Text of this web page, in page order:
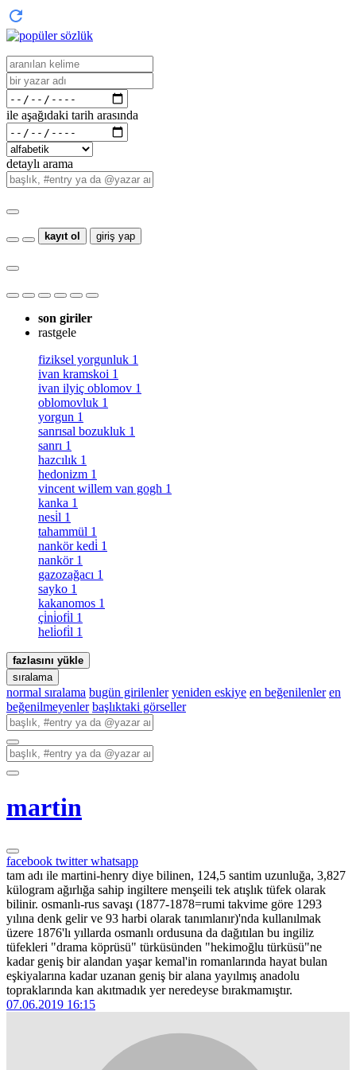
ile aşağıdaki tarih arasında
detaylı arama
kayıt ol giriş yap
son giriler
rastgele
fiziksel yorgunluk 1
ivan kramskoi 1
ivan ilyiç oblomov 1
oblomovluk 1
yorgun 1
sanrısal bozukluk 1
sanrı 1
hazcılık 1
hedonizm 1
vincent willem van gogh 1
kanka 1
nesi̇l 1
tahammül 1
nankör kedi̇ 1
nankör 1
gazozağacı 1
sayko 1
kakanomos 1
çi̇ni̇ofi̇l 1
heli̇ofi̇l 1
fazlasını yükle
sıralama
normal sıralama bugün girilenler yeniden eskiye en beğenilenler en
beğenilmeyenler başlıktaki görseller
martin
facebook twitterwhatsapp
tam adı ile martini-henry diye bilinen, 124,5 santim uzunluğa, 3,827
külogram ağırlığa sahip ingiltere menşeili tek atışlık tüfek olarak
bilinir. osmanlı-rus savaşı (1877-1878=rumi takvime göre 1293
yılına denk gelir ve 93 harbi olarak tanımlanır)'nda kullanılmak
üzere 1876'lı yıllarda osmanlı ordusuna da dağıtılan bu ingiliz
tüfekleri "drama köprüsü" türküsünden "hekimoğlu türküsü"ne
kadar geniş bir alandan yaşar kemal'in romanlarında hayat bulan
eşkiyalarına kadar uzanan geniş bir alana yayılmış anadolu
topraklarında kan akıtmadık yer neredeyse bırakmamıştır.
07.06.2019 16:15